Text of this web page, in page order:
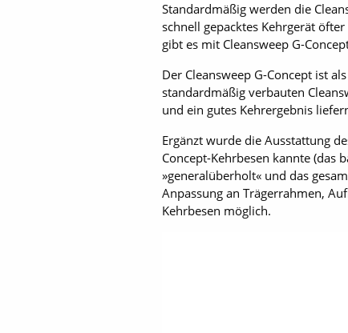
Standardmäßig werden die
schnell gepacktes Kehrgerät
gibt es mit Cleansweep G-
Der Cleansweep G-Concept ist
standardmäßig verbauten
und ein gutes Kehr­ergebnis
Ergänzt wurde die Ausstattung
Concept-Kehrbesen kannte (das
»generalüberholt« und das
Anpassung an Trägerrahmen,
Kehrbesen möglich.